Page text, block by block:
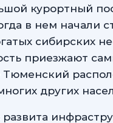
курортный
в нем начали
сибирских
приезжают
Тюменский
других